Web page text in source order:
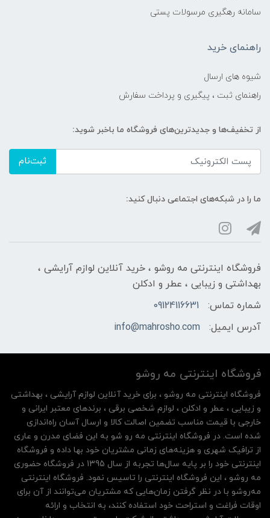
سامانه رهگیری مرسولات پستی
راهنمای خرید
شیوه های ارسال
راهنمای ثبت ، پیگیری و پرداخت سفارش
از تخفیف‌ها و جدیدترین‌های فروشگاه ما باخبر شوید:
ثبت‌نام
ما را در شبکه‌های اجتماعی دنبال کنید:
فروشگاه اینترنتی مه‌ رو‌شو ، خرید آنلاین لوازم آرایشی ،
بهداشتی و زیبایی ، عطر و ادکلن
شماره تماس:
09124116631
آدرس ایمیل:
info@mahrosho.com
فروشگاه اینترنتی مه‌ رو‌شو
فروشگاه اینترنتی مه‌ رو‌شو ، برای خرید آنلاین لوازم آرایشی ، بهداشتی
و زیبایی ، عطر و ادکلن ، لوازم شخصی برقی ، برندهای معتبر ایرانی و
خارجی با قیمت مناسب تضمین اصالت کالا و ارسال آسان راه‌اندازی
شده است. در فروشگاه اینترنتی مه رو شو به این فضای مدرن و عاری
از ترافیک شهری و هزینه‌های زمانی مشتریان خود بها داده و فروشگاه
اینترنتی خود را بر پایه سال‌ها تجربه از سال 1395 در فروشگاه حضوری
مه روشو ، این فروشگاه اینترنتی را تاسیس نمود. فروشگاه اینترنتی
مه‌رو‌شو با در نظر گرفتن زمان‌هایی که مشتریان می‌توانند از آن‌ برای
اوقات فراغت و استراحت خود استفاده کنند، به انتخاب و ارائه